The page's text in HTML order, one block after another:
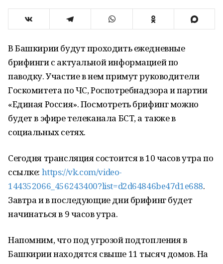
В Башкирии будут проходить ежедневные
брифинги с актуальной информацией по
паводку. Участие в нем примут руководители
Госкомитета по ЧС, Роспотребнадзора и партии
«Единая Россия». Посмотреть брифинг можно
будет в эфире телеканала БСТ, а также в
социальных сетях.
Сегодня трансляция состоится в 10 часов утра по
ссылке: https://vk.com/video-
144352066_456243400?list=d2d64846be47d1e688.
Завтра и в последующие дни брифинг будет
начинаться в 9 часов утра.
Напомним, что под угрозой подтопления в
Башкирии находятся свыше 11 тысяч домов. На